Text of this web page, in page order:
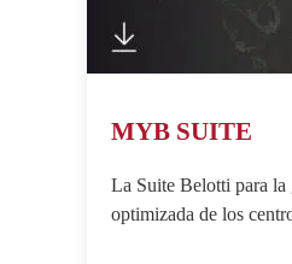
MYB SUITE
La Suite Belotti para la
optimizada de los